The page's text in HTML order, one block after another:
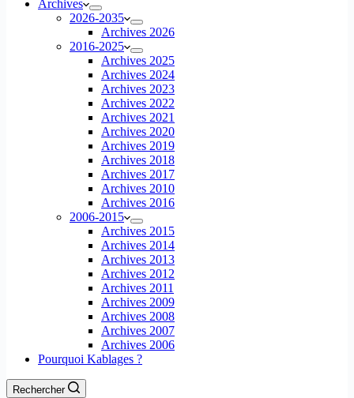
Archives
2026-2035
Archives 2026
2016-2025
Archives 2025
Archives 2024
Archives 2023
Archives 2022
Archives 2021
Archives 2020
Archives 2019
Archives 2018
Archives 2017
Archives 2010
Archives 2016
2006-2015
Archives 2015
Archives 2014
Archives 2013
Archives 2012
Archives 2011
Archives 2009
Archives 2008
Archives 2007
Archives 2006
Pourquoi Kablages ?
Rechercher